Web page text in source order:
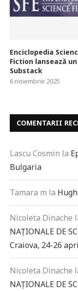
Enciclopedia
Fiction lansează un
Substack
6 noiembrie 2025
COMENTARII
Lascu Cosmin la
Bulgaria
Tamara m la
Nicoleta Dinache
NAȚIONALE DE
Craiova, 24-26
Nicoleta Dinache
NAȚIONALE DE